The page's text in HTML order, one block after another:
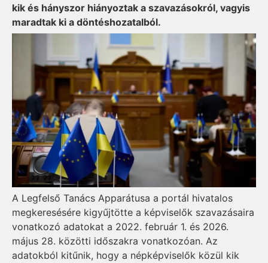
kik és hányszor hiányoztak a szavazásokról, vagyis
maradtak ki a döntéshozatalból.
A Legfelső Tanács Apparátusa a portál hivatalos
megkeresésére kigyűjtötte a képviselők szavazásaira
vonatkozó adatokat a 2022. február 1. és 2026.
május 28. közötti időszakra vonatkozóan. Az
adatokból kitűnik, hogy a népképviselők közül kik